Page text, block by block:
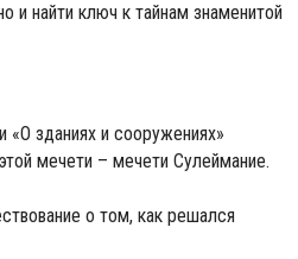
найти ключ к тайнам знаменитой
зданиях и сооружениях»
мечети – мечети Сулеймание.
о том, как решался